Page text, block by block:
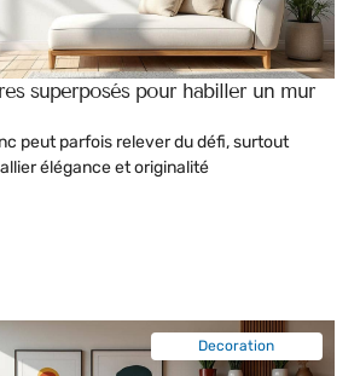
superposés pour habiller un mur
peut parfois relever du défi, surtout
élégance et originalité
Decoration